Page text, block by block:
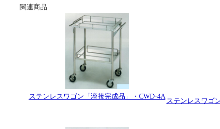
関連商品
ステンレスワゴン「溶接完成品」・CWD-4A
ステンレスワゴ